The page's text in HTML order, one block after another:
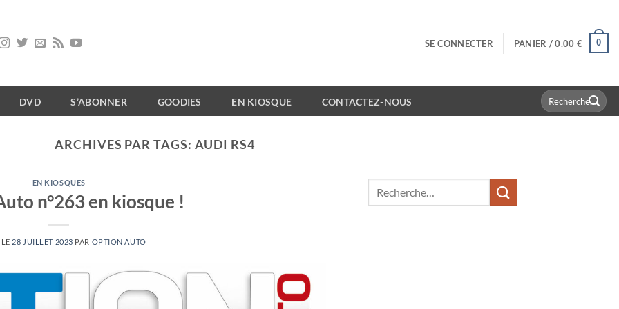
SE CONNECTER PANIER /0.00 € 0
DVD S’ABONNER GOODIES EN KIOSQUE CONTACTEZ-NOUS
Recherche
pour :
ARCHIVES PAR TAGS: AUDI RS4
EN KIOSQUES
n°263 en kiosque !
28 JUILLET 2023 PAR OPTION AUTO